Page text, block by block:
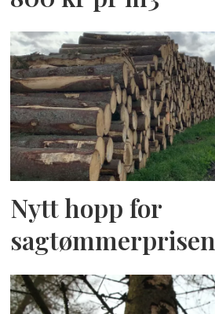
Nytt hopp for
sagtømmerprisen